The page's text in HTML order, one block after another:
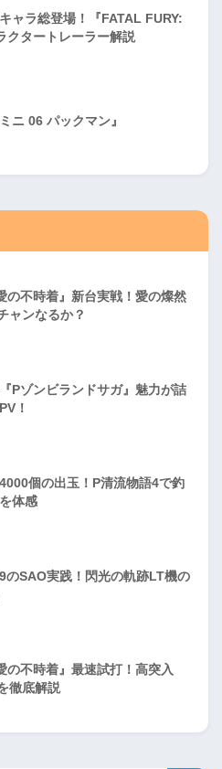
ャラ総登場！『FATAL FURY:
クタートレーラー解説
ニ 06 パックマン』
の不時着』新台実戦！愛の燦然
ャンなるか？
『Pゾンビランドサガ』魅力が詰
！
4000個の出玉！P清流物語4で釣
体感
のSAO実践！閃光の軌跡LT機の
の不時着』最速試打！高突入
徹底解説